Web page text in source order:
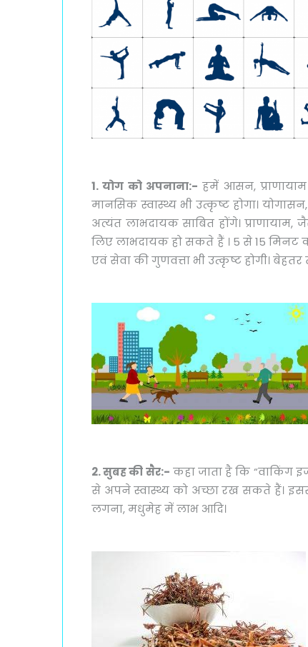
1. योग को अपनाना:- हमें आसन, प्राणायाम
मानसिक स्वास्थ्य भी उत्कृष्ट होगा।
अत्यंत लाभदायक साबित होंगे। प्राणायाम,
लिए लाभदायक हो सकते हैं । 5 से 15 मिनट
एवं सेवा की गुणवत्ता भी उत्कृष्ट होगी।
2. सुबह की सैर:- कहा जाता है कि “वाकिंग
से अपने स्वास्थ्य को अच्छा रख सकते हैं।
लगना, मधुमेह में लाभ आदि।